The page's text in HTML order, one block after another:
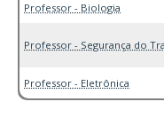
Professor - Biologia
Professor - Segurança do
Professor - Eletrônica